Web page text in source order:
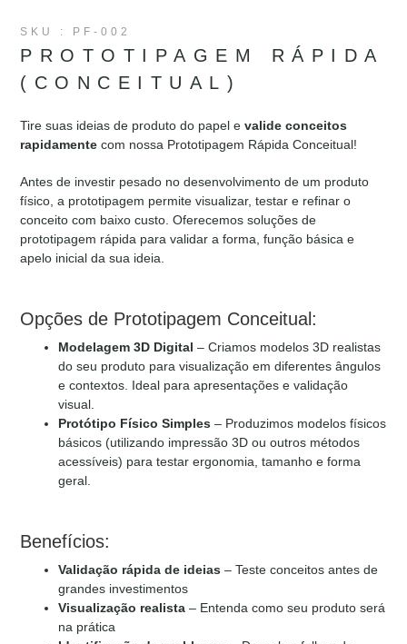
SKU : PF-002
PROTOTIPAGEM RÁPIDA
(CONCEITUAL)
Tire suas ideias de produto do papel evalide conceitos
rapidamente com nossa Prototipagem Rápida Conceitual!
Antes de investir pesado no desenvolvimento de um produto
físico, a prototipagem permite visualizar, testar e refinar o
conceito com baixo custo. Oferecemos soluções de
prototipagem rápida para validar a forma, função básica e
apelo inicial da sua ideia.
Opções de Prototipagem Conceitual:
Modelagem 3D Digital – Criamos modelos 3D realistas
do seu produto para visualização em diferentes ângulos
e contextos. Ideal para apresentações e validação
visual.
Protótipo Físico Simples – Produzimos modelos físicos
básicos (utilizando impressão 3D ou outros métodos
acessíveis) para testar ergonomia, tamanho e forma
geral.
Benefícios:
Validação rápida de ideias – Teste conceitos antes de
grandes investimentos
Visualização realista – Entenda como seu produto será
na prática